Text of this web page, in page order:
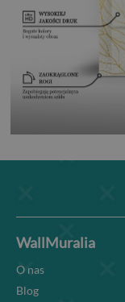
WallMuralia
O nas
Blog